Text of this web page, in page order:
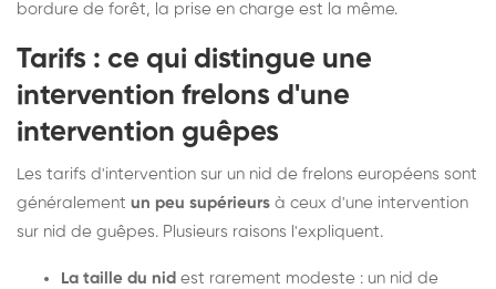
bordure de forêt, la prise en charge est la même.
Tarifs : ce qui distingue une
intervention frelons d'une
intervention guêpes
Les tarifs d'intervention sur un nid de frelons européens sont
généralement un peu supérieurs à ceux d'une intervention
sur nid de guêpes. Plusieurs raisons l'expliquent.
La taille du nid est rarement modeste : un nid de